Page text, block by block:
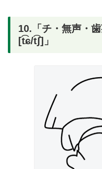
10.「チ・無声・
[t͡ɕ/t͡ʃ]」